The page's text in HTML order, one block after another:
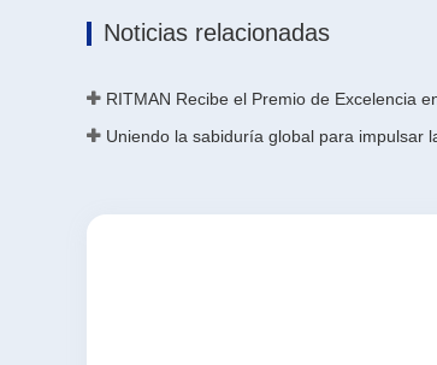
Noticias relacionadas